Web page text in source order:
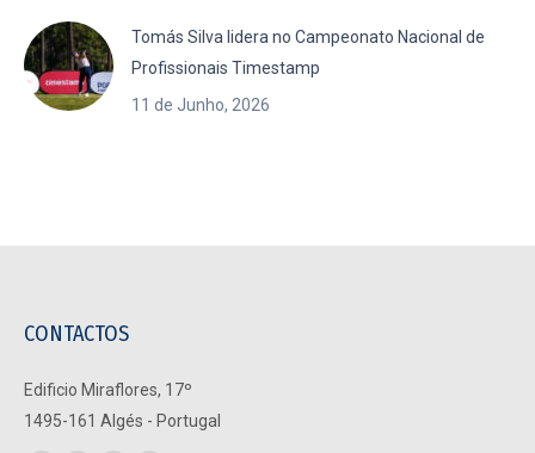
Tomás Silva lidera no Campeonato Nacional de
Profissionais Timestamp
11 de Junho, 2026
CONTACTOS
Edificio Miraflores, 17º
1495-161 Algés - Portugal